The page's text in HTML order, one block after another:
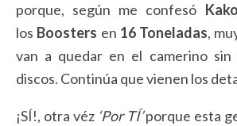
porque, según me confesó Kako
los Boosters en 16 Toneladas,
van a quedar en el camerino sin
discos. Continúa que vienen los
¡SÍ!, otra véz‘Por TÍ’porque esta